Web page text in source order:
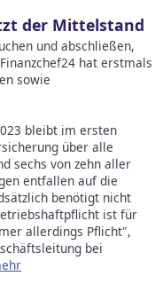
der Mittelstand
und abschließen,
hat erstmals
sowie
bleibt im ersten
über alle
sechs von zehn aller
entfallen auf die
benötigt nicht
ist für
allerdings Pflicht",
bei